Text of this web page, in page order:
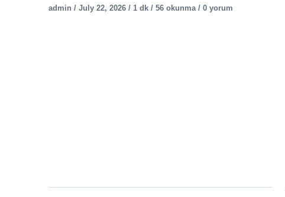
admin / July 22, 2026 / 1 dk / 56 okunma / 0 yorum